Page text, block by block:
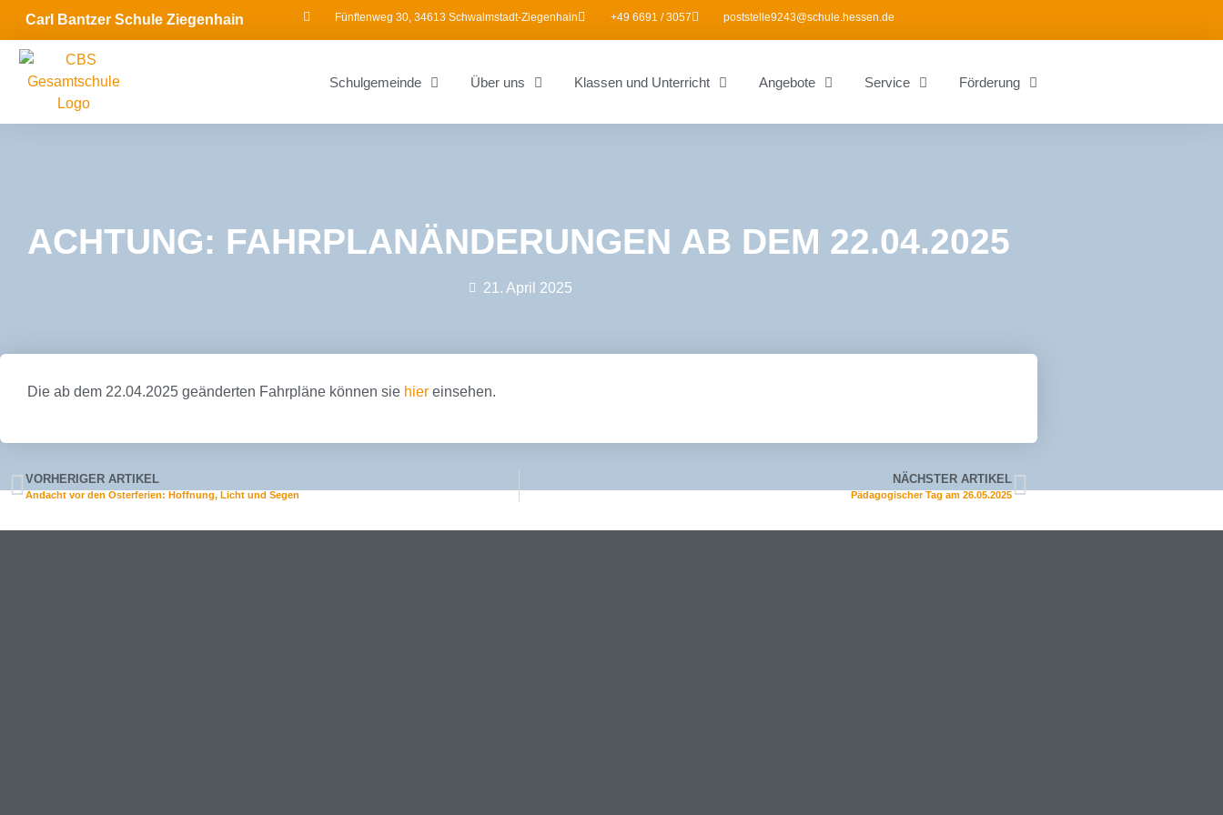
Carl Bantzer Schule Ziegenhain Fünftenweg 30, 34613 Schwalmstadt-Ziegenhain +49 6691 / 3057 poststelle9243@schule.hessen.de
Schulgemeinde Über uns Klassen und Unterricht Angebote Service Förderung
ACHTUNG: FAHRPLANÄNDERUNGEN AB DEM 22.04.2025
21. April 2025
Die ab dem 22.04.2025 geänderten Fahrpläne können sie hier einsehen.
VORHERIGER ARTIKEL
Andacht vor den Osterferien: Hoffnung, Licht und Segen
NÄCHSTER ARTIKEL
Pädagogischer Tag am 26.05.2025